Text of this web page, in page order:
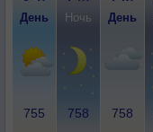
День Ночь День
755 758 758